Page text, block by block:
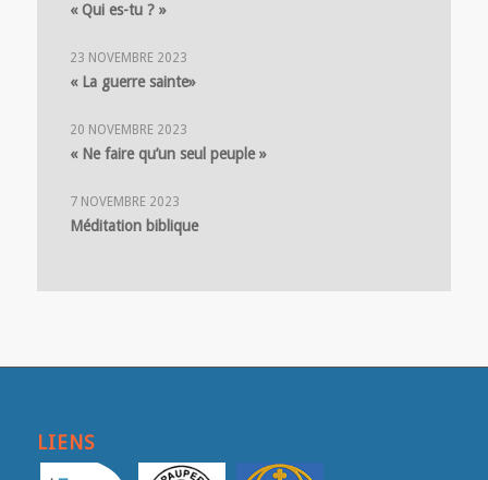
« Qui es-tu ? »
23 NOVEMBRE 2023
« La guerre sainte»
20 NOVEMBRE 2023
« Ne faire qu’un seul peuple »
7 NOVEMBRE 2023
Méditation biblique
LIENS